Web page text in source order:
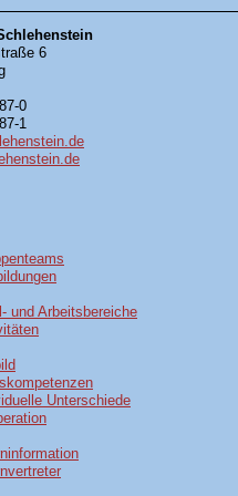
6
0
1
und Arbeitsbereiche
Unterschiede